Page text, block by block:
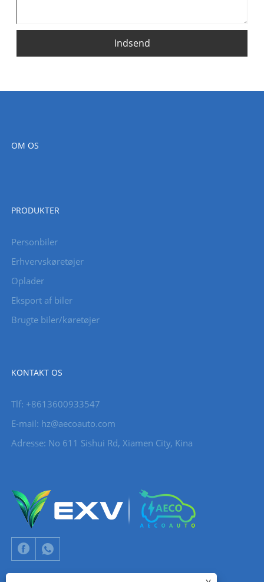
Indsend
OM OS
PRODUKTER
Personbiler
Erhvervskøretøjer
Oplader
Eksport af biler
Brugte biler/køretøjer
KONTAKT OS
Tlf: +8613600933547
E-mail: hz@aecoauto.com
Adresse: No 611 Sishui Rd, Xiamen City, Kina